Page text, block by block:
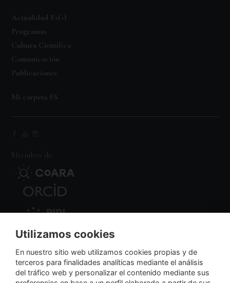
Actualidad Fs(+)
Programas
Cultura Científica
Comunicación
Publicaciones
Mi carpeta FS
Miembro de:
Nodo Regional
NextGenerationEU
Utilizamos cookies
En nuestro sitio web utilizamos cookies propias y de
terceros para finalidades analíticas mediante el análisis
del tráfico web y personalizar el contenido mediante sus